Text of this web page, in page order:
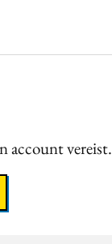
account vereist.